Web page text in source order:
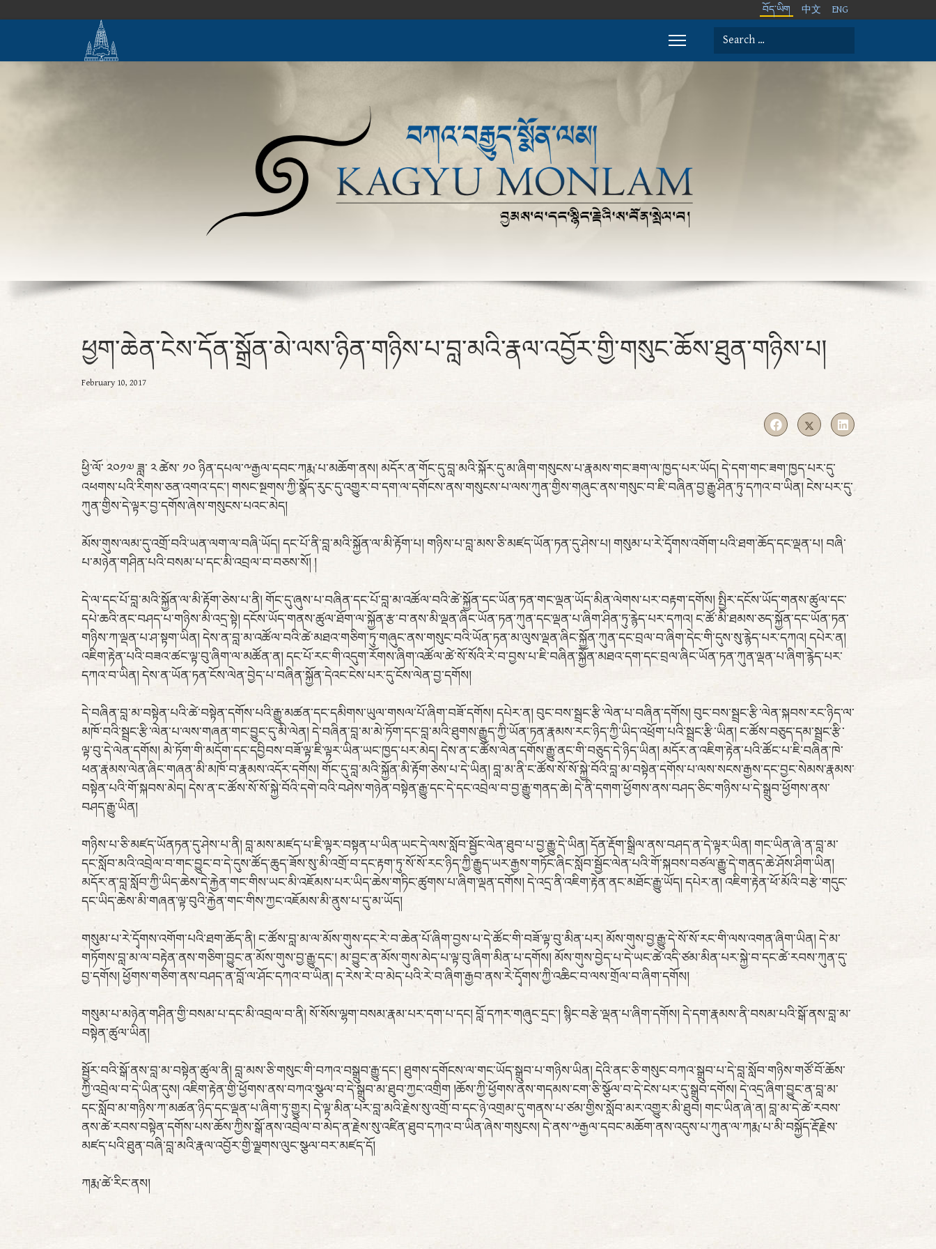
བོད་ཡིག 中文 ENG
Search
Type 2 or more characters for results.
ཕྱག་ཆེན་ངེས་དོན་སྒྲོན་མེ་ལས་ཉིན་གཉིས་པ་བླ་མའི་རྣལ་འབྱོར་གྱི་གསུང་ཆོས་ཐུན་གཉིས་པ།
February 10, 2017
ཕྱི་ལོ་ ༢༠༡༧ ཟླ་ ༢ ཚེས་ ༡༠ ཉིན་དཔལ་༸རྒྱལ་དབང་ཀརྨ་པ་མཆོག་ནས། མདོར་ན་གོང་དུ་བླ་མའི་སྐོར་དུ་མ་ཞིག་གསུངས་པ་རྣམས་གང་ཟག་ལ་ཁྱད་པར་ཡོད། དེ་དག་གང་ཟག་ཁྱད་པར་དུ་
འཕགས་པའི་རིགས་ཅན་འགའ་དང་། གསང་སྔགས་ཀྱི་སྣོད་རུང་དུ་འགྱུར་བ་དག་ལ་དགོངས་ནས་གསུངས་པ་ལས་ཀུན་གྱིས་གཞུང་ནས་གསུང་བ་ཇི་བཞིན་བྱ་རྒྱུ་ཤིན་ཏུ་དཀའ་བ་ཡིན། ངེས་པར་དུ་
ཀུན་གྱིས་དེ་ལྟར་བྱ་དགོས་ཞེས་གསུངས་པའང་མེད།
མོས་གུས་ལམ་དུ་འགྲོ་བའི་ཡན་ལག་ལ་བཞི་ཡོད། དང་པོ་ནི་བླ་མའི་སྐྱོན་ལ་མི་རྟོག་པ། གཉིས་པ་བླ་མས་ཅི་མཛད་ཡོན་ཏན་དུ་ཤེས་པ། གསུམ་པ་རེ་དྭོགས་འགོག་པའི་ཐག་ཆོད་དང་ལྡན་པ། བཞི་
པ་མཉེན་གཤིན་པའི་བསམ་པ་དང་མི་འབྲལ་བ་བཅས་སོ། །
དེ་ལ་དང་པོ་བླ་མའི་སྐྱོན་ལ་མི་རྟོག་ཅེས་པ་ནི། གོང་དུ་ཞུས་པ་བཞིན་དང་པོ་བླ་མ་འཚོལ་བའི་ཚེ་སྐྱོན་དང་ཡོན་ཏན་གང་ལྡན་ཡོད་མིན་ལེགས་པར་བརྟག་དགོས། སྤྱིར་དངོས་ཡོད་གནས་ཚུལ་དང་
དཔེ་ཆའི་ནང་བཤད་པ་གཉིས་མི་འདྲ་སྟེ། དངོས་ཡོད་གནས་ཚུལ་ཐོག་ལ་སྐྱོན་རྩ་བ་ནས་མི་ལྡན་ཞིང་ཡོན་ཏན་ཀུན་དང་ལྡན་པ་ཞིག་ཤིན་ཏུ་རྙེད་པར་དཀའ། ང་ཚོ་མི་ཐམས་ཅད་སྐྱོན་དང་ཡོན་ཏན་
གཉིས་ཀ་ལྡན་པ་ཤ་སྟག་ཡིན། དེས་ན་བླ་མ་འཚོལ་བའི་ཚེ་མཐའ་གཅིག་ཏུ་གཞུང་ནས་གསུང་བའི་ཡོན་ཏན་མ་ལུས་ལྡན་ཞིང་སྐྱོན་ཀུན་དང་བྲལ་བ་ཞིག་དེང་གི་དུས་སུ་རྙེད་པར་དཀའ། དཔེར་ན།
འཇིག་རྟེན་པའི་བཟའ་ཚང་ལྟ་བུ་ཞིག་ལ་མཚོན་ན། དང་པོ་རང་གི་འདུག་རོགས་ཞིག་འཚོལ་ཚེ་སོ་སོའི་རེ་བ་བྱས་པ་ཇི་བཞིན་སྐྱོན་མཐའ་དག་དང་བྲལ་ཞིང་ཡོན་ཏན་ཀུན་ལྡན་པ་ཞིག་རྙེད་པར་
དཀའ་བ་ཡིན། དེས་ན་ཡོན་ཏན་ངོས་ལེན་བྱེད་པ་བཞིན་སྐྱོན་དེའང་ངེས་པར་དུ་ངོས་ལེན་བྱ་དགོས།
དེ་བཞིན་བླ་མ་བསྟེན་པའི་ཚེ་བསྟེན་དགོས་པའི་རྒྱུ་མཚན་དང་དམིགས་ཡུལ་གསལ་པོ་ཞིག་བཟོ་དགོས། དཔེར་ན། བུང་བས་སྦྲང་རྩི་ལེན་པ་བཞིན་དགོས། བུང་བས་སྦྲང་རྩི་ལེན་སྐབས་རང་ཉིད་ལ་
མཁོ་བའི་སྦྲང་རྩི་ལེན་པ་ལས་གཞན་གང་བྱུང་དུ་མི་ལེན། དེ་བཞིན་བླ་མ་མེ་ཏོག་དང་བླ་མའི་ཐུགས་རྒྱུད་ཀྱི་ཡོན་ཏན་རྣམས་རང་ཉིད་ཀྱི་ཡིད་འཕྲོག་པའི་སྦྲང་རྩི་ཡིན། ང་ཚོས་བཅུད་དམ་སྦྲང་རྩི་
ལྟ་བུ་དེ་ལེན་དགོས། མེ་ཏོག་གི་མདོག་དང་དབྱིབས་བཟོ་ལྟ་ཇི་ལྟར་ཡིན་ཡང་ཁྱད་པར་མེད། དེས་ན་ང་ཚོས་ལེན་དགོས་རྒྱུ་ནང་གི་བཅུད་དེ་ཉིད་ཡིན། མདོར་ན་འཇིག་རྟེན་པའི་ཚོང་པ་ཇི་བཞིན་ཁེ་
ཕན་རྣམས་ལེན་ཞིང་གཞན་མི་མཁོ་བ་རྣམས་འདོར་དགོས། གོང་དུ་བླ་མའི་སྐྱོན་མི་རྟོག་ཅེས་པ་དེ་ཡིན། བླ་མ་ནི་ང་ཚོས་སོ་སོ་སྐྱེ་བོའི་བླ་མ་བསྟེན་དགོས་པ་ལས་སངས་རྒྱས་དང་བྱང་སེམས་རྣམས་
བསྟེན་པའི་གོ་སྐབས་མེད། དེས་ན་ང་ཚོས་སོ་སོ་སྐྱེ་བོའི་དགེ་བའི་བཤེས་གཉེན་བསྟེན་རྒྱུ་དང་དེ་དང་འབྲེལ་བ་བྱ་རྒྱུ་གནད་ཆེ། དེ་ནི་དགག་ཕྱོགས་ནས་བཤད་ཅིང་གཉིས་པ་དེ་སྒྲུབ་ཕྱོགས་ནས་
བཤད་རྒྱུ་ཡིན།
གཉིས་པ་ཅི་མཛད་ཡོནཏན་དུ་ཤེས་པ་ནི། བླ་མས་མཛད་པ་ཇི་ལྟར་བསྟན་པ་ཡིན་ཡང་དེ་ལས་སློབ་སྦྱོང་ལེན་ཐུབ་པ་བྱ་རྒྱུ་དེ་ཡིན། དོན་རྡོག་སྒྲིལ་ནས་བཤད་ན་དེ་ལྟར་ཡིན། གང་ཡིན་ཞེ་ན་བླ་མ་
དང་སློབ་མའི་འབྲེལ་བ་གང་བྱུང་བ་དེ་དུས་ཚོད་ཆུད་ཟོས་སུ་མི་འགྲོ་བ་དང་རྟག་ཏུ་སོ་སོ་རང་ཉིད་ཀྱི་རྒྱུད་ཡར་རྒྱས་གཏོང་ཞིང་སློབ་སྦྱོང་ལེན་པའི་གོ་སྐབས་བཙལ་རྒྱུ་དེ་གནད་ཆེ་ཤོས་ཤིག་ཡིན།
མདོར་ན་བླ་སློབ་ཀྱི་ཡིད་ཆེས་དེ་རྐྱེན་གང་གིས་ཡང་མི་འཇོམས་པར་ཡིད་ཆེས་གཏིང་ཚུགས་པ་ཞིག་ལྡན་དགོས། དེ་འདྲ་ནི་འཇིག་རྟེན་ནང་མཐོང་རྒྱུ་ཡོད། དཔེར་ན། འཇིག་རྟེན་ཕོ་མོའི་བརྩེ་གདུང་
དང་ཡིད་ཆེས་མི་གཞན་ལྟ་བུའི་རྐྱེན་གང་གིས་ཀྱང་འཇོམས་མི་ནུས་པ་དུ་མ་ཡོད།
གསུམ་པ་རེ་དྭོགས་འགོག་པའི་ཐག་ཆོད་ནི། ང་ཚོས་བླ་མ་ལ་མོས་གུས་དང་རེ་བ་ཆེན་པོ་ཞིག་བྱས་པ་དེ་ཚོང་གི་བཟོ་ལྟ་བུ་མིན་པར། མོས་གུས་བྱ་རྒྱུ་དེ་སོ་སོ་རང་གི་ལས་འགན་ཞིག་ཡིན། དེ་མ་
གཏོགས་བླ་མ་ལ་བརྟེན་ནས་གཅིག་བྱུང་ན་མོས་གུས་བྱ་རྒྱུ་དང་། མ་བྱུང་ན་མོས་གུས་མེད་པ་ལྟ་བུ་ཞིག་མིན་པ་དགོས། མོས་གུས་བྱེད་པ་དེ་ཡང་ཚེ་འདི་ཙམ་མིན་པར་སྐྱེ་བ་དང་ཚེ་རབས་ཀུན་དུ་
བྱ་དགོས། ཕྱོགས་གཅིག་ནས་བཤད་ན་བློ་ལ་ཤོང་དཀའ་བ་ཡིན། ད་རེས་རེ་བ་མེད་པའི་རེ་བ་ཞིག་རྒྱབ་ནས་རེ་དྭོགས་ཀྱི་འཆིང་བ་ལས་གྲོལ་བ་ཞིག་དགོས།
གསུམ་པ་མཉེན་གཤིན་གྱི་བསམ་པ་དང་མི་འབྲལ་བ་ནི། སོ་སོས་ལྷག་བསམ་རྣམ་པར་དག་པ་དང། བློ་དཀར་གཞུང་དྲང་། སྙིང་བརྩེ་ལྡན་པ་ཞིག་དགོས། དེ་དག་རྣམས་ནི་བསམ་པའི་སྒོ་ནས་བླ་མ་
བསྟེན་ཚུལ་ཡིན།
སྦྱོར་བའི་སྒོ་ནས་བླ་མ་བསྟེན་ཚུལ་ནི། བླ་མས་ཅི་གསུང་གི་བཀའ་བསྒྲུབ་རྒྱུ་དང་། ཐུགས་དགོངས་ལ་གང་ཡོད་སྒྲུབ་པ་གཉིས་ཡིན། དེའི་ནང་ཅི་གསུང་བཀའ་སྒྲུབ་པ་དེ་བླ་སློབ་གཉིས་གཙོ་བོ་ཆོས་
ཀྱི་འབྲེལ་བ་དེ་ཡིན་དུས། འཇིག་རྟེན་གྱི་ཕྱོགས་ནས་བཀའ་སྩལ་བ་དེ་སྒྲུབ་མ་ཐུབ་ཀྱང་འགྲིག །ཆོས་ཀྱི་ཕྱོགས་ནས་གདམས་ངག་ཅི་སྩོལ་བ་དེ་ངེས་པར་དུ་སྒྲུབ་དགོས། དེ་འདྲ་ཞིག་བྱུང་ན་བླ་མ་
དང་སློབ་མ་གཉིས་ཀ་མཚན་ཉིད་དང་ལྡན་པ་ཞིག་ཏུ་གྱུར། དེ་ལྟ་མིན་པར་བླ་མའི་རྗེས་སུ་འགྲོ་བ་དང་ཉེ་འགྲམ་དུ་གནས་པ་ཙམ་གྱིས་སློབ་མར་འགྱུར་མི་ཐུབ། གང་ཡིན་ཞེ་ན། བླ་མ་དེ་ཚེ་རབས་
ནས་ཚེ་རབས་བསྟེན་དགོས་པས་ཆོས་ཀྱིས་སྒོ་ནས་འབྲེལ་བ་མེད་ན་རྗེས་སུ་འཛིན་ཐུབ་དཀའ་བ་ཡིན་ཞེས་གསུངས། དེ་ནས་༸རྒྱལ་དབང་མཆོག་ནས་འདུས་པ་ཀུན་ལ་ཀརྨ་པ་མི་བསྐྱོད་རྡོ་རྗེས་
མཛད་པའི་ཐུན་བཞི་བླ་མའི་རྣལ་འབྱོར་གྱི་ལྗགས་ལུང་སྩལ་བར་མཛད་དོ།
ཀརྨ་ཚེ་རིང་ནས།